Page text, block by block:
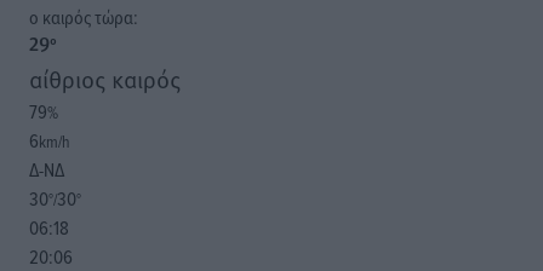
o καιρός τώρα:
29°
αίθριος καιρός
79%
6km/h
Δ-ΝΔ
30°/30°
06:18
20:06